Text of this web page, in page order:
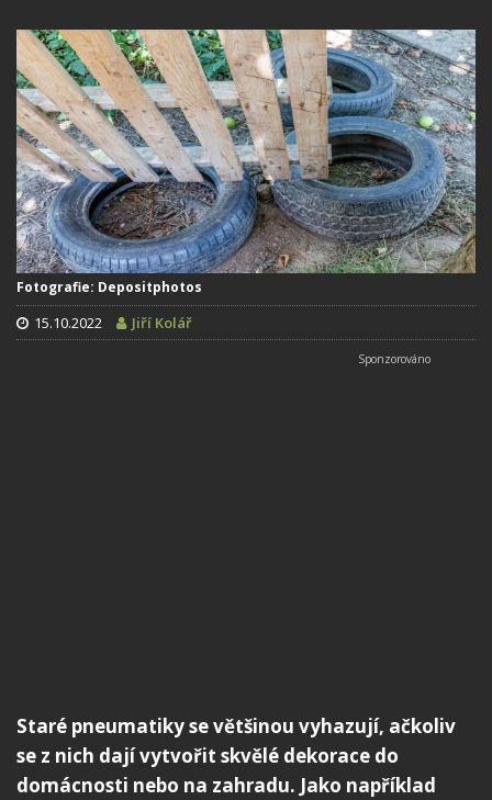
Fotografie: Depositphotos
15.10.2022 Jiří Kolář
Staré pneumatiky se většinou vyhazují, ačkoliv
se z nich dají vytvořit skvělé dekorace do
domácnosti nebo na zahradu. Jako například